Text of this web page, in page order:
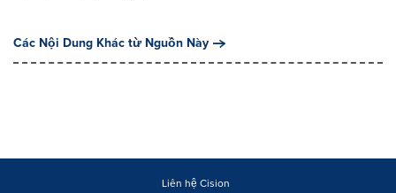
Các Nội Dung Khác từ Nguồn Này
Liên hệ Cision